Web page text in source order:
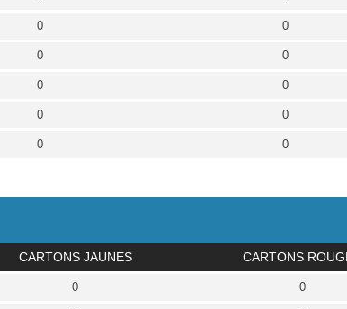
0 0
0 0
0 0
0 0
0 0
CARTONS JAUNES CARTONS
0 0